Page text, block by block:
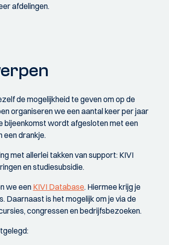
afdelingen.
de mogelijkheid te geven om op de
organiseren we een aantal keer per jaar
bijeenkomst wordt afgesloten met een
een drankje.
met allerlei takken van support: KIVI
en studiesubsidie.
we een KIVI Database. Hiermee krijg je
Daarnaast is het mogelijk om je via de
congressen en bedrijfsbezoeken.